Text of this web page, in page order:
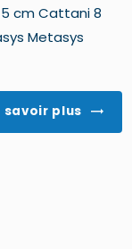
cm Cattani 8
Metasys
savoir plus